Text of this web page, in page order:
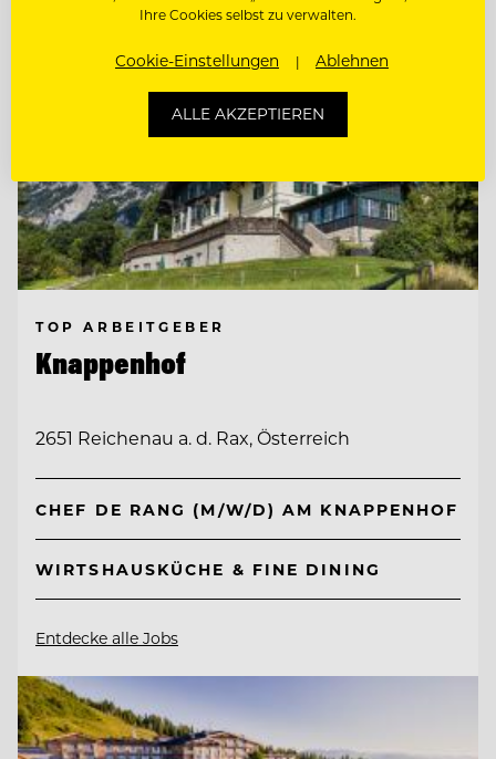
TOP ARBEITGEBER
Knappenhof
2651 Reichenau a. d. Rax, Österreich
CHEF DE RANG (M/W/D) AM KNAPPENHOF
WIRTSHAUSKÜCHE & FINE DINING
Entdecke alle Jobs
Ihre Cookies selbst zu verwalten.
Cookie-Einstellungen Ablehnen
ALLE AKZEPTIEREN